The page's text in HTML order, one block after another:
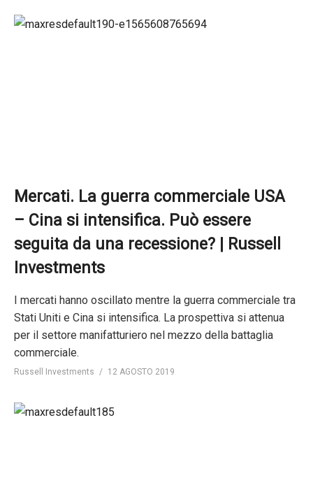
Mercati. La guerra commerciale USA
– Cina si intensifica. Può essere
seguita da una recessione? | Russell
Investments
I mercati hanno oscillato mentre la guerra commerciale tra
Stati Uniti e Cina si intensifica. La prospettiva si attenua
per il settore manifatturiero nel mezzo della battaglia
commerciale.
Russell Investments 12 AGOSTO 2019